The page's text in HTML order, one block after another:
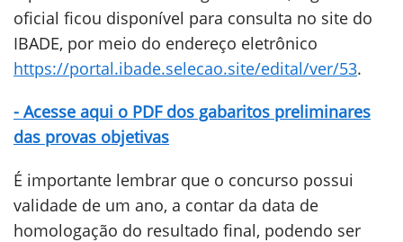
oficial ficou disponível para consulta no site do
IBADE, por meio do endereço eletrônico
https://portal.ibade.selecao.site/edital/ver/53.
- Acesse aqui o PDF dos gabaritos preliminares
das provas objetivas
É importante lembrar que o concurso possui
validade de um ano, a contar da data de
homologação do resultado final, podendo ser